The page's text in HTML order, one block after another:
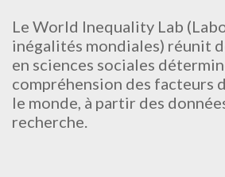
Le World Inequality Lab
inégalités mondiales) réunit
en sciences sociales
compréhension des facteurs
le monde, à partir des
recherche.